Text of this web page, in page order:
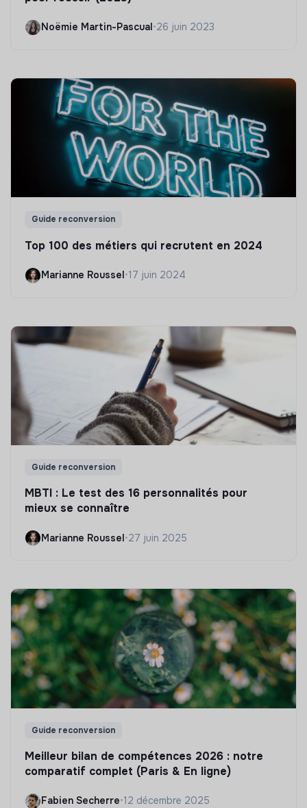
Noëmie Martin-Pascual •26 juin 2023
Guide reconversion
Top 100 des métiers qui recrutent en 2024
Marianne Roussel•17 juin 2024
Guide reconversion
MBTI : Le test des 16 personnalités pour
mieux se connaître
Marianne Roussel•27 juin 2025
Guide reconversion
Meilleur bilan de compétences 2026 : notre
comparatif complet (Paris & En ligne)
Fabien Secherre•12 décembre 2025